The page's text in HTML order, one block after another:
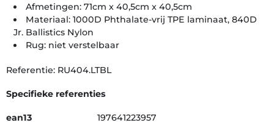
Afmetingen: 71cm x 40,5cm x 40,5cm
Materiaal: 1000D Phthalate-vrij TPE laminaat, 840D
Jr. Ballistics Nylon
Rug: niet verstelbaar
Referentie: RU404.LTBL
Specifieke referenties
ean13 197641223957